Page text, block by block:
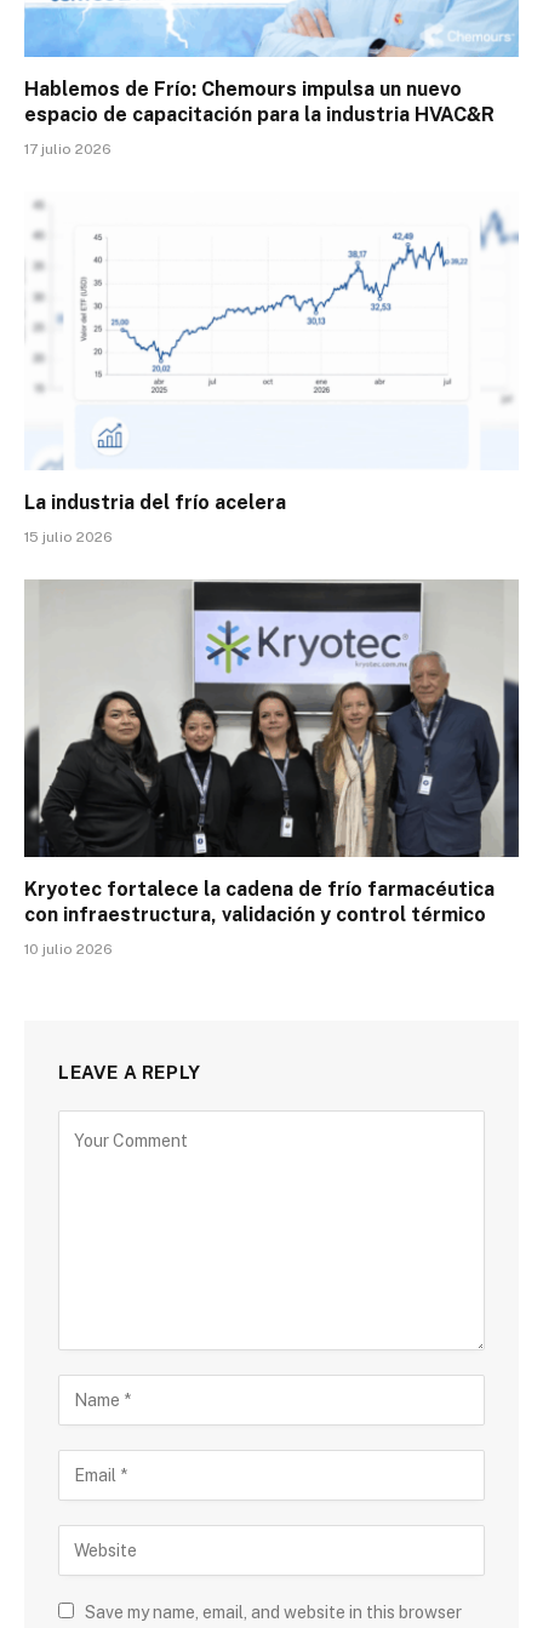
Hablemos de Frío: Chemours impulsa un nuevo
espacio de capacitación para la industria HVAC&R
17 julio 2026
La industria del frío acelera
15 julio 2026
Kryotec fortalece la cadena de frío farmacéutica
con infraestructura, validación y control térmico
10 julio 2026
LEAVE A REPLY
Save my name, email, and website in this browser